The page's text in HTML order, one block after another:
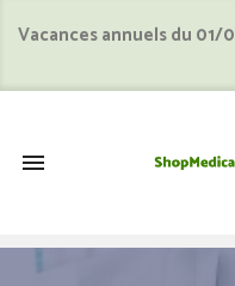
Vacances annuels du 01/
